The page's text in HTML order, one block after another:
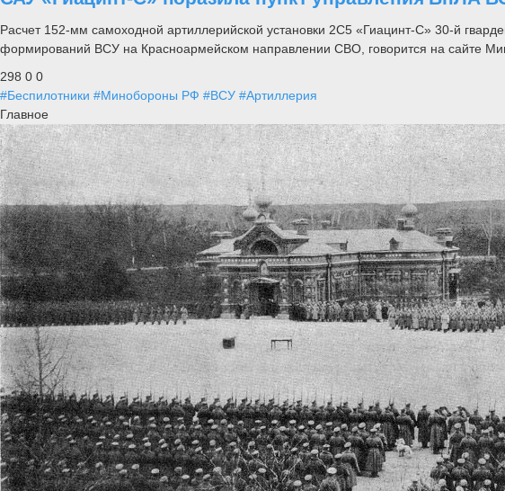
Расчет 152-мм самоходной артиллерийской установки 2С5 «Гиацинт-С» 30-й
формирований ВСУ на Красноармейском направлении СВО, говорится на сайте
298 0 0
#Беспилотники #Минобороны РФ #ВСУ #Артиллерия
Главное